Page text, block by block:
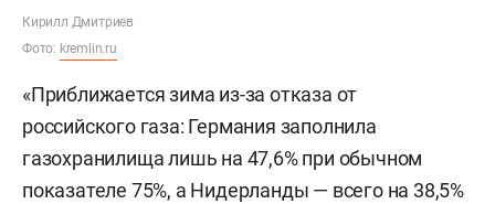
Кирилл Дмитриев
Фото: kremlin.ru
«Приближается зима из-за отказа от
российского газа: Германия заполнила
газохранилища лишь на 47,6% при обычном
показателе 75%, а Нидерланды — всего на 38,5%